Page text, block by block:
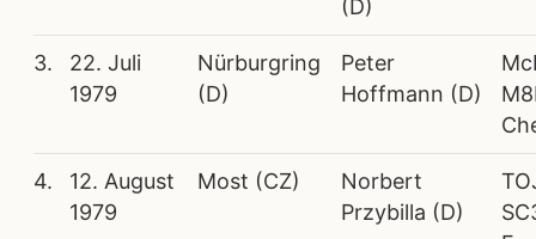
(D)
3.
22. Juli
1979
Nürburgring
(D)
Peter
Hoffmann (D)
4.
12. August
1979
Most (CZ)
Norbert
Przybilla (D)